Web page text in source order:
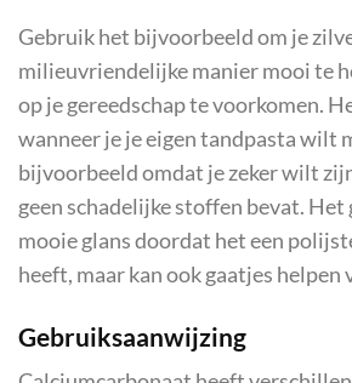
Gebruik het bijvoorbeeld om je
milieuvriendelijke manier mooi te
op je gereedschap te voorkomen.
wanneer je je eigen tandpasta wilt
bijvoorbeeld omdat je zeker wilt
geen schadelijke stoffen bevat. Het
mooie glans doordat het een
heeft, maar kan ook gaatjes helpen
Gebruiksaanwijzing